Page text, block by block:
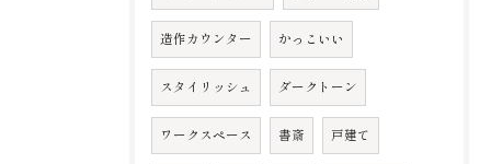
造作カウンター かっこいい
スタイリッシュ ダークトーン
ワークスペース 書斎 戸建て